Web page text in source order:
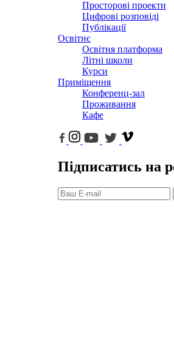
Просторові проекти
Цифрові розповіді
Публікації
Освітнє
Освітня платформа
Літні школи
Курси
Приміщення
Конференц-зал
Проживання
Кафе
Підписатись на